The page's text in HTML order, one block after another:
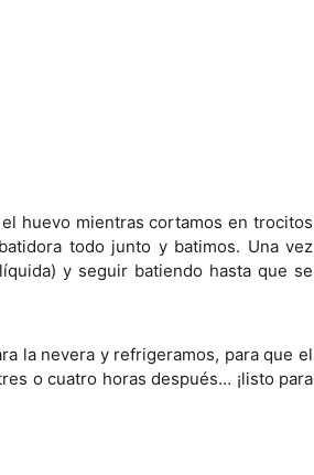
huevo mientras cortamos en trocitos
todo junto y batimos. Una vez
y seguir batiendo hasta que se
la nevera y refrigeramos, para que el
o cuatro horas después… ¡listo para